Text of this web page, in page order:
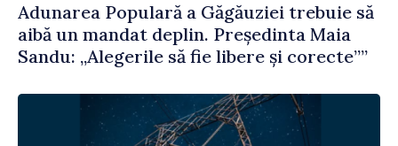
Adunarea Populară a Găgăuziei trebuie să
aibă un mandat deplin. Președinta Maia
Sandu: „Alegerile să fie libere și corecte””